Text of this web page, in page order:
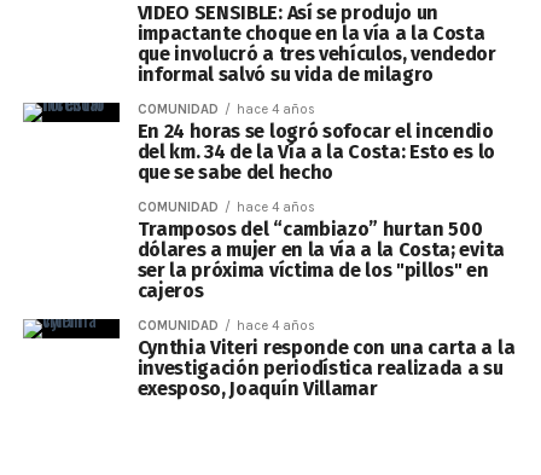
VIDEO SENSIBLE: Así se produjo un
impactante choque en la vía a la Costa
que involucró a tres vehículos, vendedor
informal salvó su vida de milagro
COMUNIDAD hace 4 años
En 24 horas se logró sofocar el incendio
del km. 34 de la Vía a la Costa: Esto es lo
que se sabe del hecho
COMUNIDAD hace 4 años
Tramposos del “cambiazo” hurtan 500
dólares a mujer en la vía a la Costa; evita
ser la próxima víctima de los "pillos" en
cajeros
COMUNIDAD hace 4 años
Cynthia Viteri responde con una carta a la
investigación periodística realizada a su
exesposo, Joaquín Villamar